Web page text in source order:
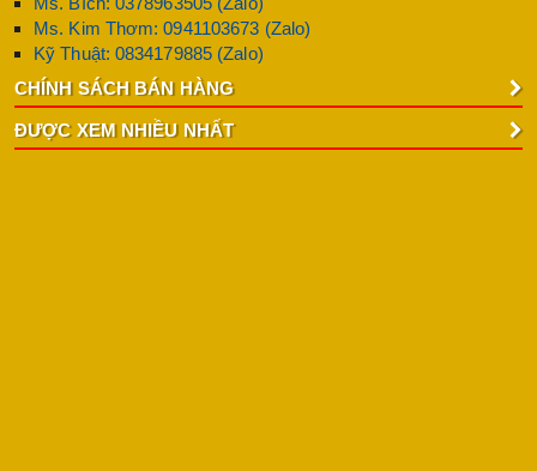
Ms. Kim Thơm: 0941103673 (Zalo)
Kỹ Thuật: 0834179885 (Zalo)
CHÍNH SÁCH BÁN HÀNG
ĐƯỢC XEM NHIỀU NHẤT